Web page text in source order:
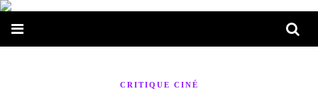
CRITIQUE CINÉ